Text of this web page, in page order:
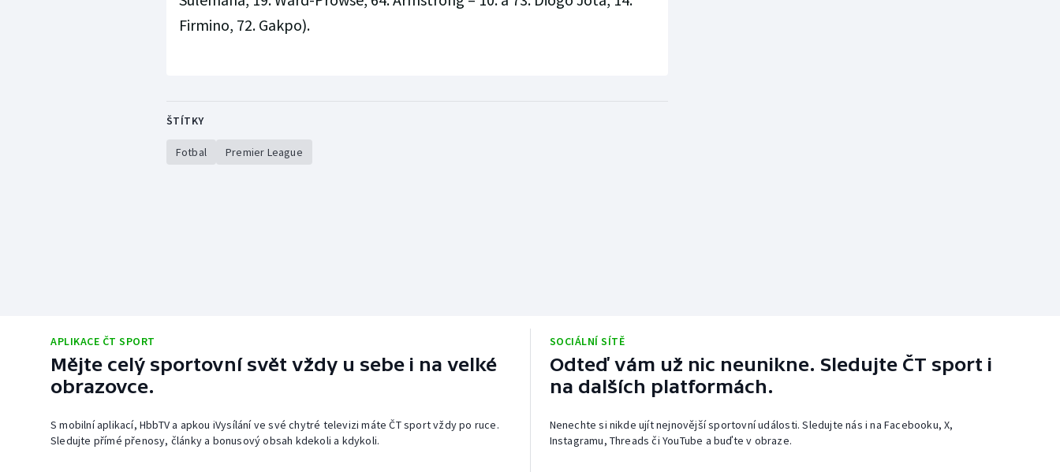
Firmino, 72. Gakpo).
ŠTÍTKY
Fotbal Premier League
APLIKACE ČT SPORT
Mějte celý sportovní svět vždy u sebe i na velké
obrazovce.
S mobilní aplikací, HbbTV a apkou iVysílání ve své chytré televizi máte ČT sport vždy po ruce.
Sledujte přímé přenosy, články a bonusový obsah kdekoli a kdykoli.
SOCIÁLNÍ SÍTĚ
Odteď vám už nic neunikne. Sledujte ČT sport i
na dalších platformách.
Nenechte si nikde ujít nejnovější sportovní události. Sledujte nás i na Facebooku, X,
Instagramu, Threads či YouTube a buďte v obraze.